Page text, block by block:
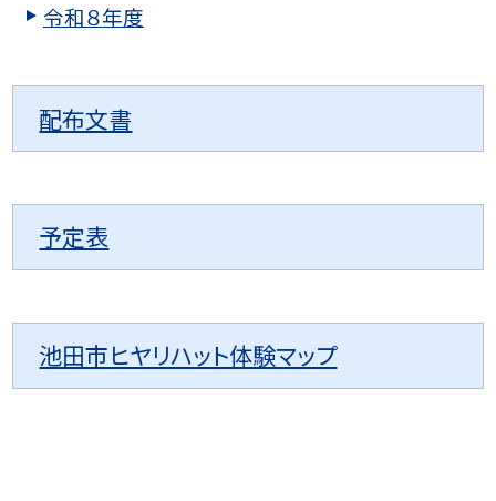
令和８年度
配布文書
予定表
池田市ヒヤリハット体験マップ